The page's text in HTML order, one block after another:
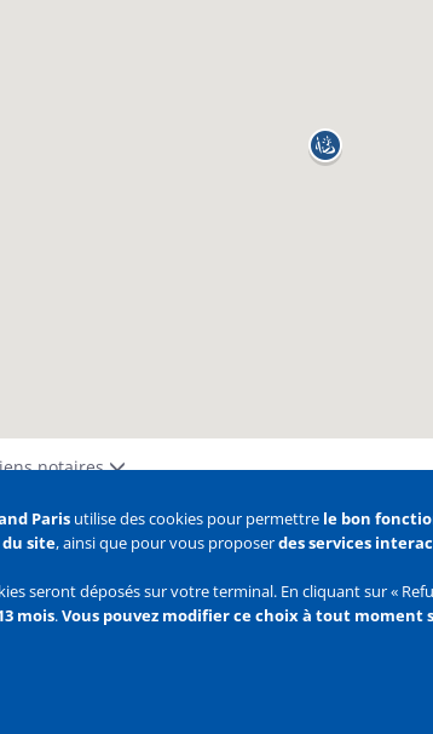
notaires
Paris utilise des cookies pour permettre le bon
site, ainsi que pour vous proposerdes services
seront déposés sur votre terminal. En cliquant sur «
mois.Vous pouvez modifier ce choix à tout moment